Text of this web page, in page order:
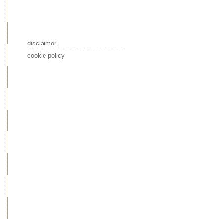
disclaimer
cookie policy